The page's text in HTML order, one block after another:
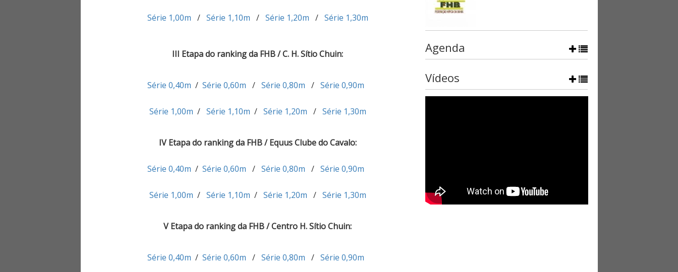
Série 1,00m / Série 1,10m / Série 1,20m / Série 1,30m
III Etapa do ranking da FHB / C. H. Sítio Chuin:
Série 0,40m / Série 0,60m / Série 0,80m / Série 0,90m
Série 1,00m / Série 1,10m / Série 1,20m / Série 1,30m
IV Etapa do ranking da FHB / Equus Clube do Cavalo:
Série 0,40m / Série 0,60m / Série 0,80m / Série 0,90m
Série 1,00m / Série 1,10m / Série 1,20m / Série 1,30m
V Etapa do ranking da FHB / Centro H. Sítio Chuin:
Série 0,40m / Série 0,60m / Série 0,80m / Série 0,90m
Agenda
Vídeos